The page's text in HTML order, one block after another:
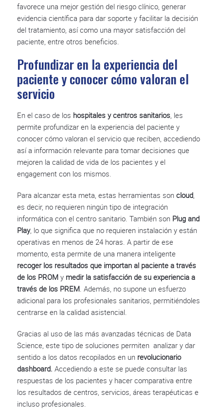
favorece una mejor gestión del riesgo clínico, generar
evidencia científica para dar soporte y facilitar la decisión
del tratamiento, así como una mayor satisfacción del
paciente, entre otros beneficios.
Profundizar en la experiencia del
paciente y conocer cómo valoran el
servicio
En el caso de los hospitales y centros sanitarios , les
permite profundizar en la experiencia del paciente y
conocer cómo valoran el servicio que reciben, accediendo
así a información relevante para tomar decisiones que
mejoren la calidad de vida de los pacientes y el
engagement con los mismos.
Para alcanzar esta meta, estas herramientas son cloud
es decir, no requieren ningún tipo de integración
informática con el centro sanitario. También son Plug and
Play, lo que significa que no requieren instalación y están
operativas en menos de 24 horas. A partir de ese
momento, esta permite de una manera inteligente
recoger los resultados que importan al paciente a través
de los PROM y medir la satisfacción de su experiencia a
través de los PREM . Además, no supone un esfuerzo
adicional para los profesionales sanitarios, permitiéndoles
centrarse en la calidad asistencial.
Gracias al uso de las más avanzadas técnicas de Data
Science, este tipo de soluciones permiten analizar y dar
sentido a los datos recopilados en un revolucionario
dashboard. Accediendo a este se puede consultar las
respuestas de los pacientes y hacer comparativa entre
los resultados de centros, servicios, áreas terapéuticas e
incluso profesionales.